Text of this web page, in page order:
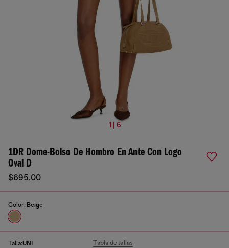
1 | 6
1DR Dome-Bolso De Hombro En Ante Con Logo
Oval D
$695.00
Color: Beige
Talla:UNI Tabla de tallas